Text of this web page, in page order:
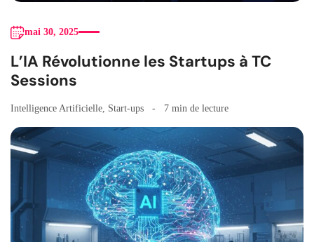
mai 30, 2025
L’IA Révolutionne les Startups à TC
Sessions
Intelligence Artificielle Start-ups 7 min de lecture